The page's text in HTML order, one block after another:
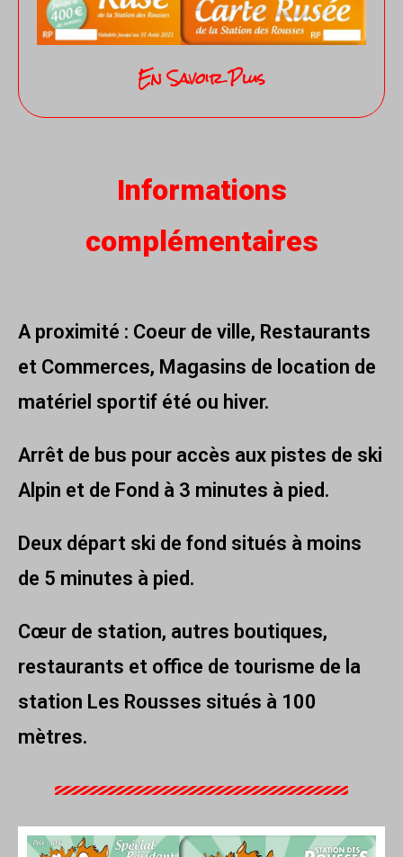
En Savoir Plus
Informations
complémentaires
A proximité : Coeur de ville, Restaurants
et Commerces, Magasins de location de
matériel sportif été ou hiver.
Arrêt de bus pour accès aux pistes de ski
Alpin et de Fond à 3 minutes à pied.
Deux départ ski de fond situés à moins
de 5 minutes à pied.
Cœur de station, autres boutiques,
restaurants et office de tourisme de la
station Les Rousses situés à 100
mètres.